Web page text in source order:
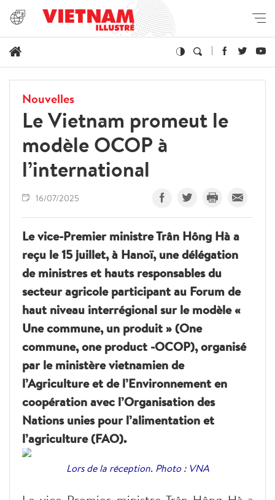
Nouvelles
Le Vietnam promeut le
modèle OCOP à
l’international
16/07/2025
Le vice-Premier ministre Trân Hông Hà a
reçu le 15 juillet, à Hanoï, une délégation
de ministres et hauts responsables du
secteur agricole participant au Forum de
haut niveau interrégional sur le modèle «
Une commune, un produit » (One
commune, one product -OCOP), organisé
par le ministère vietnamien de
l’Agriculture et de l’Environnement en
coopération avec l’Organisation des
Nations unies pour l’alimentation et
l’agriculture (FAO).
Lors de la réception. Photo : VNA